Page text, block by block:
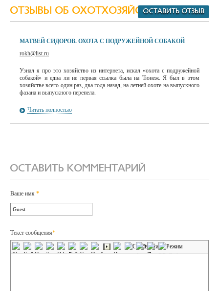
ОТЗЫВЫ ОБ ОХОТХОЗЯЙСТВЕОСТАВИТЬ ОТЗЫВ
МАТВЕЙ СИДОРОВ. ОХОТА С ПОДРУЖЕЙНОЙ СОБАКОЙ
rokh@list.ru
Узнал я про это хозяйство из интернета, искал «охота с подружейной
собакой» и едва ли не первая ссылка была на Тюнеж. Я был в этом
хозяйстве всего один раз, два года назад, на летней охоте на выпускного
фазана и выпускного перепела.
Читать полностью
ОСТАВИТЬ КОММЕНТАРИЙ
Ваше имя *
Текст сообщения*